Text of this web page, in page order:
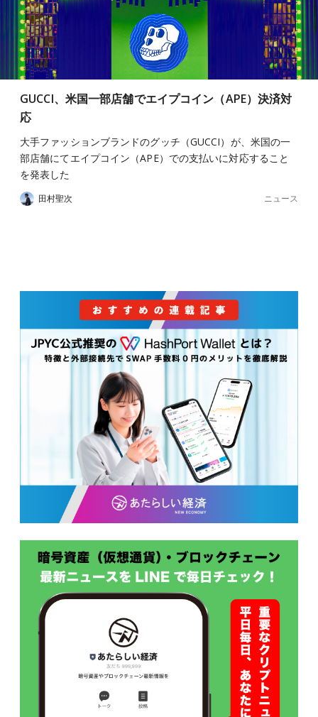
GUCCI、米国一部店舗でエイプコイン（APE）決済対
応
大手ファッションブランドのグッチ（GUCCI）が、米国の一
部店舗にてエイプコイン（APE）での支払いに対応すること
を発表した
田村聖次 ニュース